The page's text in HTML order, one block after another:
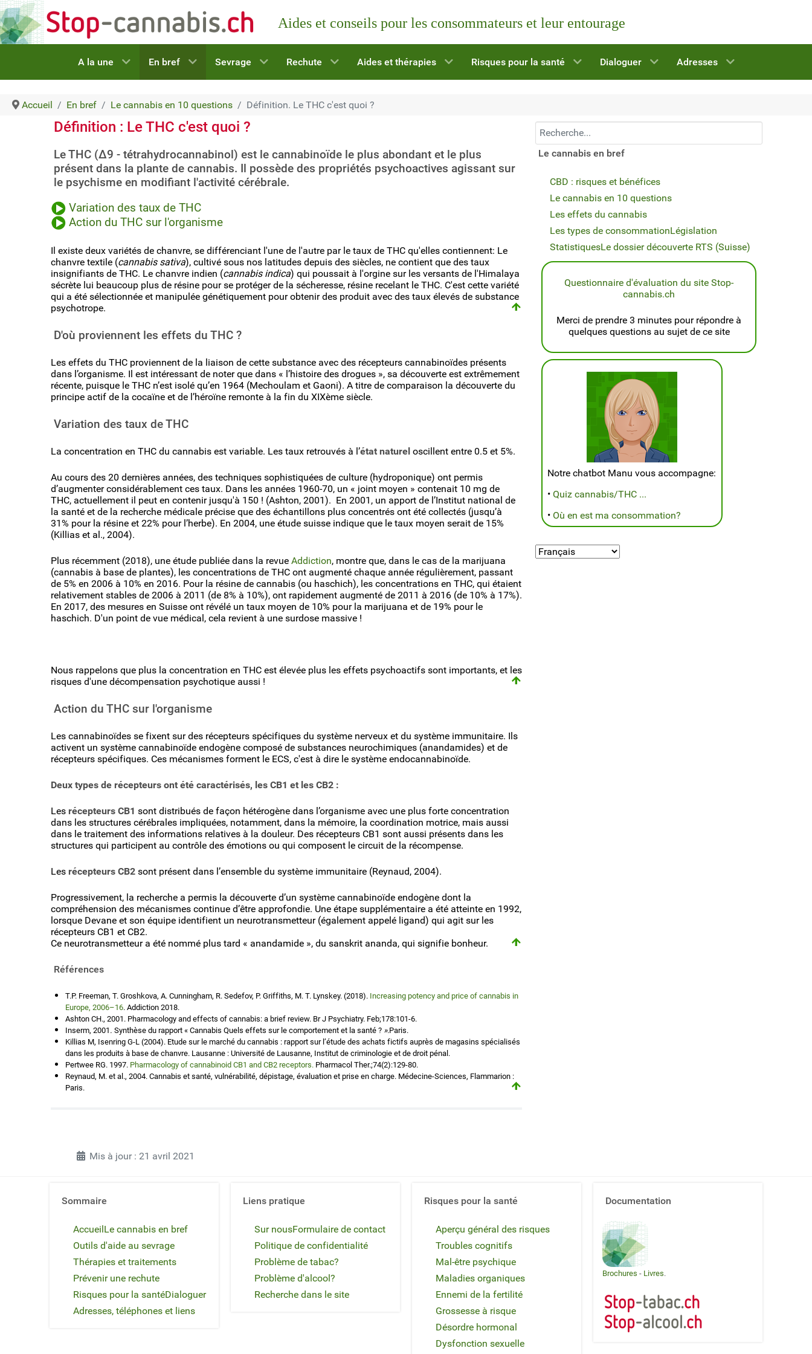
Aides et conseils pour les consommateurs et leur entourage
A la une En bref Sevrage Rechute Aides et thérapies Risques pour la santé Dialoguer Adresses
Accueil En bref Le cannabis en 10 questions Définition. Le THC c'est quoi ?
Définition : Le THC c'est quoi ?
Le THC (Δ9 - tétrahydrocannabinol) est le cannabinoïde le plus abondant et le plus
présent dans la plante de cannabis. Il possède des propriétés psychoactives agissant sur
le psychisme en modifiant l'activité cérébrale.
Variation des taux de THC
Action du THC sur l'organisme
Il existe deux variétés de chanvre, se différenciant l'une de l'autre par le taux de THC qu'elles contiennent: Le
chanvre textile (cannabis sativa), cultivé sous nos latitudes depuis des siècles, ne contient que des taux
insignifiants de THC. Le chanvre indien (cannabis indica) qui poussait à l'orgine sur les versants de l'Himalaya
sécrète lui beaucoup plus de résine pour se protéger de la sécheresse, résine recelant le THC. C'est cette variété
qui a été sélectionnée et manipulée génétiquement pour obtenir des produit avec des taux élevés de substance
psychotrope.
D'où proviennent les effets du THC ?
Les effets du THC proviennent de la liaison de cette substance avec des récepteurs cannabinoïdes présents
dans l’organisme. Il est intéressant de noter que dans « l’histoire des drogues », sa découverte est extrêmement
récente, puisque le THC n’est isolé qu’en 1964 (Mechoulam et Gaoni). A titre de comparaison la découverte du
principe actif de la cocaïne et de l’héroïne remonte à la fin du XIXème siècle.
Variation des taux de THC
La concentration en THC du cannabis est variable. Les taux retrouvés à l’état naturel oscillent entre 0.5 et 5%.
Au cours des 20 dernières années, des techniques sophistiquées de culture (hydroponique) ont permis
d’augmenter considérablement ces taux. Dans les années 1960-70, un « joint moyen » contenait 10 mg de
THC, actuellement il peut en contenir jusqu'à 150 ! (Ashton, 2001). En 2001, un apport de l’Institut national de
la santé et de la recherche médicale précise que des échantillons plus concentrés ont été collectés (jusqu’à
31% pour la résine et 22% pour l’herbe). En 2004, une étude suisse indique que le taux moyen serait de 15%
(Killias et al., 2004).
Plus récemment (2018), une étude publiée dans la revue Addiction, montre que, dans le cas de la marijuana
(cannabis à base de plantes), les concentrations de THC ont augmenté chaque année régulièrement, passant
de 5% en 2006 à 10% en 2016. Pour la résine de cannabis (ou haschich), les concentrations en THC, qui étaient
relativement stables de 2006 à 2011 (de 8% à 10%), ont rapidement augmenté de 2011 à 2016 (de 10% à 17%).
En 2017, des mesures en Suisse ont révélé un taux moyen de 10% pour la marijuana et de 19% pour le
haschich. D'un point de vue médical, cela revient à une surdose massive !
Nous rappelons que plus la concentration en THC est élevée plus les effets psychoactifs sont importants, et les
risques d'une décompensation psychotique aussi !
Action du THC sur l'organisme
Les cannabinoïdes se fixent sur des récepteurs spécifiques du système nerveux et du système immunitaire. Ils
activent un système cannabinoïde endogène composé de substances neurochimiques (anandamides) et de
récepteurs spécifiques. Ces mécanismes forment le ECS, c'est à dire le système endocannabinoïde.
Deux types de récepteurs ont été caractérisés, les CB1 et les CB2 :
Les récepteurs CB1 sont distribués de façon hétérogène dans l’organisme avec une plus forte concentration
dans les structures cérébrales impliquées, notamment, dans la mémoire, la coordination motrice, mais aussi
dans le traitement des informations relatives à la douleur. Des récepteurs CB1 sont aussi présents dans les
structures qui participent au contrôle des émotions ou qui composent le circuit de la récompense.
Les récepteurs CB2 sont présent dans l’ensemble du système immunitaire (Reynaud, 2004).
Progressivement, la recherche a permis la découverte d’un système cannabinoïde endogène dont la
compréhension des mécanismes continue d’être approfondie. Une étape supplémentaire a été atteinte en 1992,
lorsque Devane et son équipe identifient un neurotransmetteur (également appelé ligand) qui agit sur les
récepteurs CB1 et CB2.
Ce neurotransmetteur a été nommé plus tard « anandamide », du sanskrit ananda, qui signifie bonheur.
Références
T.P. Freeman, T. Groshkova, A. Cunningham, R. Sedefov, P. Griffiths, M. T. Lynskey. (2018). Increasing potency and price of cannabis in
Europe, 2006–16. Addiction 2018.
Ashton CH., 2001. Pharmacology and effects of cannabis: a brief review. Br J Psychiatry. Feb;178:101-6.
Inserm, 2001 . Synthèse du rapport « Cannabis Quels effets sur le comportement et la santé ? ».Paris.
Killias M, Isenring G-L (2004). Etude sur le marché du cannabis : rapport sur l’étude des achats fictifs auprès de magasins spécialisés
dans les produits à base de chanvre. Lausanne : Université de Lausanne, Institut de criminologie et de droit pénal.
Pertwee RG. 1997. Pharmacology of cannabinoid CB1 and CB2 receptors. Pharmacol Ther.;74(2):129-80.
Reynaud, M. et al., 2004. Cannabis et santé, vulnérabilité, dépistage, évaluation et prise en charge. Médecine-Sciences, Flammarion :
Paris.
Mis à jour : 21 avril 2021
Recherchez...
Le cannabis en bref
CBD : risques et bénéfices
Le cannabis en 10 questions
Les effets du cannabis
Les types de consommationLégislation
StatistiquesLe dossier découverte RTS (Suisse)
Questionnaire d'évaluation du site Stop-
cannabis.ch
Merci de prendre 3 minutes pour répondre à
quelques questions au sujet de ce site
Notre chatbot Manu vous accompagne:
• Quiz cannabis/THC ...
• Où en est ma consommation?
Sommaire
AccueilLe cannabis en bref
Outils d'aide au sevrage
Thérapies et traitements
Prévenir une rechute
Risques pour la santéDialoguer
Adresses, téléphones et liens
Liens pratique
Sur nousFormulaire de contact
Politique de confidentialité
Problème de tabac?
Problème d'alcool?
Recherche dans le site
Risques pour la santé
Aperçu général des risques
Troubles cognitifs
Mal-être psychique
Maladies organiques
Ennemi de la fertilité
Grossesse à risque
Désordre hormonal
Dysfonction sexuelle
Documentation
Brochures - Livres.